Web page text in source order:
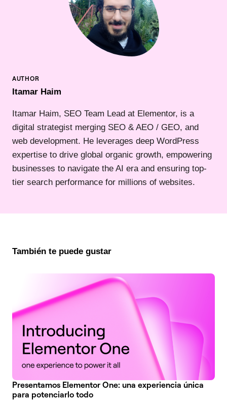
Itamar Haim
Itamar Haim, SEO Team Lead at Elementor, is a
digital strategist merging SEO & AEO / GEO, and
web development. He leverages deep WordPress
expertise to drive global organic growth, empowering
businesses to navigate the AI era and ensuring top-
tier search performance for millions of websites.
También te puede gustar
Presentamos Elementor One: una experiencia única
para potenciarlo todo